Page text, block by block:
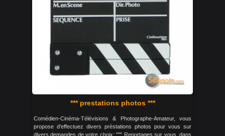
*** prestations photos ***
Comédien-Cinéma-Télévisions & Photographe-Amateur, vous
propose d'effectuez divers prèstations photos pour vous sur
divers demandes de votre choix: """ Reportages sur vous, dans